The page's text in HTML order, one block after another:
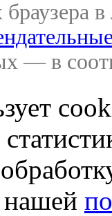
браузера
— в
нашей